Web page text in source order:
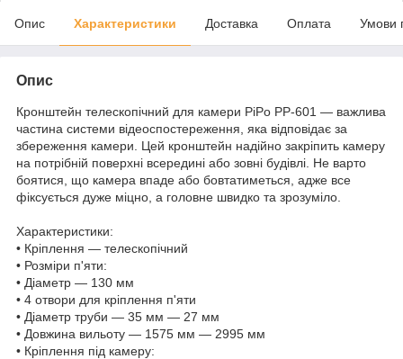
Опис Характеристики Доставка Оплата Умови
Опис
Кронштейн телескопічний для камери PiPo PP-601 — важлива
частина системи відеоспостереження, яка відповідає за
збереження камери. Цей кронштейн надійно закріпить камеру
на потрібній поверхні всередині або зовні будівлі. Не варто
боятися, що камера впаде або бовтатиметься, адже все
фіксується дуже міцно, а головне швидко та зрозуміло.
Характеристики:
• Кріплення — телескопічний
• Розміри п'яти:
• Діаметр — 130 мм
• 4 отвори для кріплення п'яти
• Діаметр труби — 35 мм — 27 мм
• Довжина вильоту — 1575 мм — 2995 мм
• Кріплення під камеру: